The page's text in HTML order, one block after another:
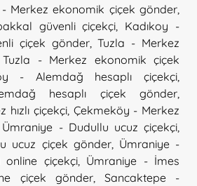
Merkez ekonomik çiçek gönder
güvenli çiçekçi
Kadıkoy -
çiçek gönder,Tuzla - Merkez
Tuzla - Merkez ekonomik çiçek
- Alemdağ hesaplı çiçekçi
hesaplı çiçek gönder
çiçekçi, Çekmeköy - Merkez
Ümraniye - Dudullu ucuz çiçekçi
ucuz çiçek gönder, Ümraniye -
online çiçekçi, Ümraniye - İmes
çiçek gönder, Sancaktepe -